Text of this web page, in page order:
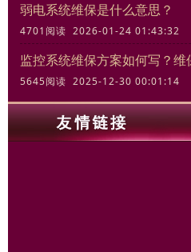
弱电系统维保是什么意思？
4701阅读 2026-01-24 01:43:32
监控系统维保方案如何写？维
5645阅读 2025-12-30 00:01:14